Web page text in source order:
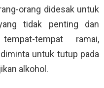
orang didesak untuk
tidak penting dan
tempat ramai,
untuk tutup pada
alkohol.